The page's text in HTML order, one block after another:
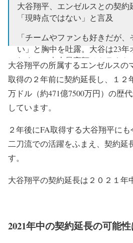
大谷翔平、エンゼルスとの契約
「現時点ではない」と言及
「チームやファンも好きだが
い」と胸中を吐露。大谷は23年
れまでの史上最高額はトラウト
ドル。
https://t.co/zCzrYnuLrc
— MLB-Transactions🇯🇵
27, 2021
大谷翔平の所属するエンゼルスの
取得の２年前に契約延長し、１２
万ドル（約471億7500万円）の歴
しています。
２年後にFA取得する大谷翔平に
二刀流での活躍をふまえ、契約延
す。
大谷翔平の契約延長は２０２１年
2021年中の契約延長の可能性